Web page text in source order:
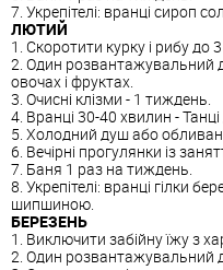
7. Укрепітелі: вранці сироп
ЛЮТИЙ
1. Скоротити курку і рибу до
2. Один розвантажувальний
овочах і фруктах.
3. Очисні клізми - 1 тиждень.
4. Вранці 30-40 хвилин -
5. Холодний душ або
6. Вечірні прогулянки із
7. Баня 1 раз на тиждень.
8. Укрепітелі: вранці гілки
шипшиною.
БЕРЕЗЕНЬ
1. Виключити забійну їжу з
2. Один розвантажувальний